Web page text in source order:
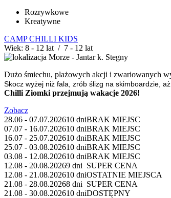
Rozrywkowe
Kreatywne
CAMP CHILLI KIDS
Wiek: 8 - 12 lat / 7 - 12 lat
Morze - Jantar k. Stegny
Dużo śmiechu, plażowych akcji i zwariowanych
Skocz wyżej niż fala, zrób ślizg na skimboardzie,
Chilli Ziomki przejmują wakacje 2026!
Zobacz
28.06 - 07.07.202610 dniBRAK MIEJSC
07.07 - 16.07.202610 dniBRAK MIEJSC
16.07 - 25.07.202610 dniBRAK MIEJSC
25.07 - 03.08.202610 dniBRAK MIEJSC
03.08 - 12.08.202610 dniBRAK MIEJSC
12.08 - 20.08.20269 dni SUPER CENA
12.08 - 21.08.202610 dniOSTATNIE MIEJSCA
21.08 - 28.08.20268 dni SUPER CENA
21.08 - 30.08.202610 dniDOSTĘPNY